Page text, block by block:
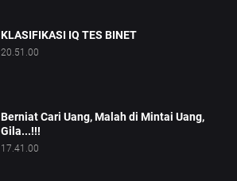
KLASIFIKASI IQ TES BINET
20.51.00
Berniat Cari Uang, Malah di Mintai Uang,
Gila...!!!
17.41.00